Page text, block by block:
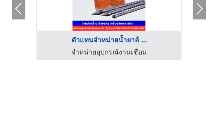
ตัวแทนจำหน่ายน้ำยาล้ ...
จำหน่ายอุปกรณ์งานเชื่อม